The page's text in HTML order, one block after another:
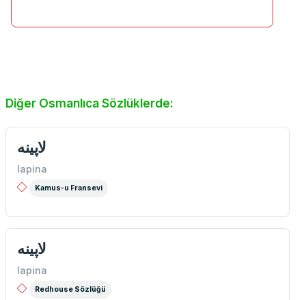
Diğer Osmanlıca Sözlüklerde:
لاپینه
lapina
Kamus-u Fransevi
لاپينه
lapina
Redhouse Sözlüğü